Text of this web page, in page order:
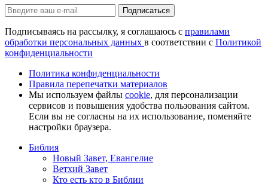
Подписаться
Подписываясь на рассылку, я соглашаюсь с правилами
обработки персональных данных в соответствии с Политикой
конфиденциальности
Политика конфиденциальности
Правила перепечатки материалов
Мы используем файлы cookie, для персонализации
сервисов и повышения удобства пользования сайтом.
Если вы не согласны на их использование, поменяйте
настройки браузера.
Библия
Новый Завет, Евангелие
Ветхий Завет
Кто есть кто в Библии